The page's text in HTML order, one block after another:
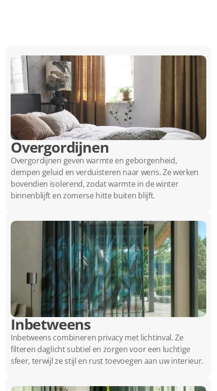
Overgordijnen
Overgordijnen geven warmte en geborgenheid,
dempen geluid en verduisteren naar wens. Ze werken
bovendien isolerend, zodat warmte in de winter
binnenblijft en zomerse hitte buiten blijft.
Inbetweens
Inbetweens combineren privacy met lichtinval. Ze
filteren daglicht subtiel en zorgen voor een luchtige
sfeer, terwijl ze stijl en rust toevoegen aan uw interieur.